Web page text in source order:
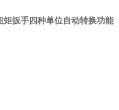
矩扳手四种单位自动转换功能